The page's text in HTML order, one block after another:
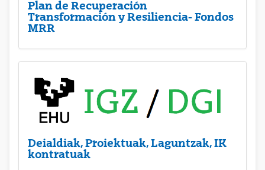
Plan de Recuperación
Transformación y Resiliencia- Fondos
MRR
Deialdiak, Proiektuak, Laguntzak, IK
kontratuak